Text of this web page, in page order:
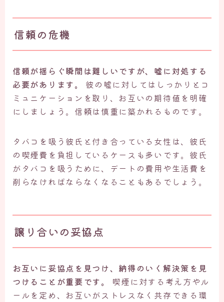
信頼の危機
信頼が揺らぐ瞬間は難しいですが、嘘に対処する
必要があります。
彼の嘘に対してはしっかりとコ
ミュニケーションを取り、お互いの期待値を明確
にしましょう。信頼は慎重に築かれるものです。
タバコを吸う彼氏と付き合っている女性は、彼氏
の喫煙費を負担しているケースも多いです。彼氏
がタバコを吸うために、デートの費用や生活費を
削らなければならなくなることもあるでしょう。
譲り合いの妥協点
お互いに妥協点を見つけ、納得のいく解決策を見
つけることが重要です。
喫煙に対する考え方やル
ールを定め、お互いがストレスなく共存できる環